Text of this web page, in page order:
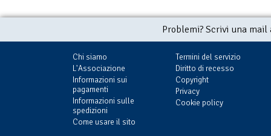
Problemi? Scrivi una
Chi siamo
L'Associazione
Informazioni sui
pagamenti
Informazioni sulle
spedizioni
Come usare il sito
Termini del servizio
Diritto di recesso
Copyright
Privacy
Cookie policy